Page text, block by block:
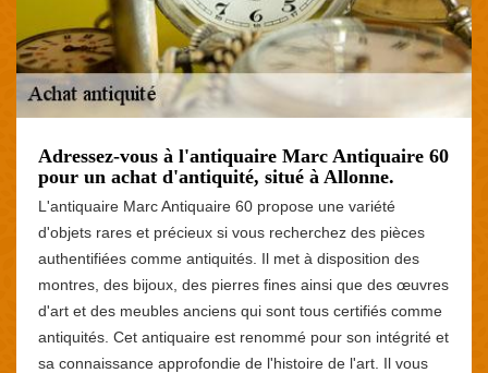
Adressez-vous à l'antiquaire Marc Antiquaire 60
pour un achat d'antiquité, situé à Allonne.
L'antiquaire Marc Antiquaire 60 propose une variété
d'objets rares et précieux si vous recherchez des pièces
authentifiées comme antiquités. Il met à disposition des
montres, des bijoux, des pierres fines ainsi que des œuvres
d'art et des meubles anciens qui sont tous certifiés comme
antiquités. Cet antiquaire est renommé pour son intégrité et
sa connaissance approfondie de l'histoire de l'art. Il vous